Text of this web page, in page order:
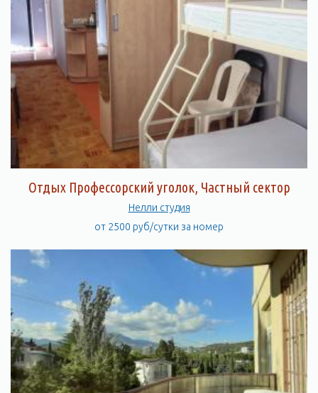
Отдых Профессорский уголок, Частный сектор
Нелли студия
от 2500 руб/сутки за номер